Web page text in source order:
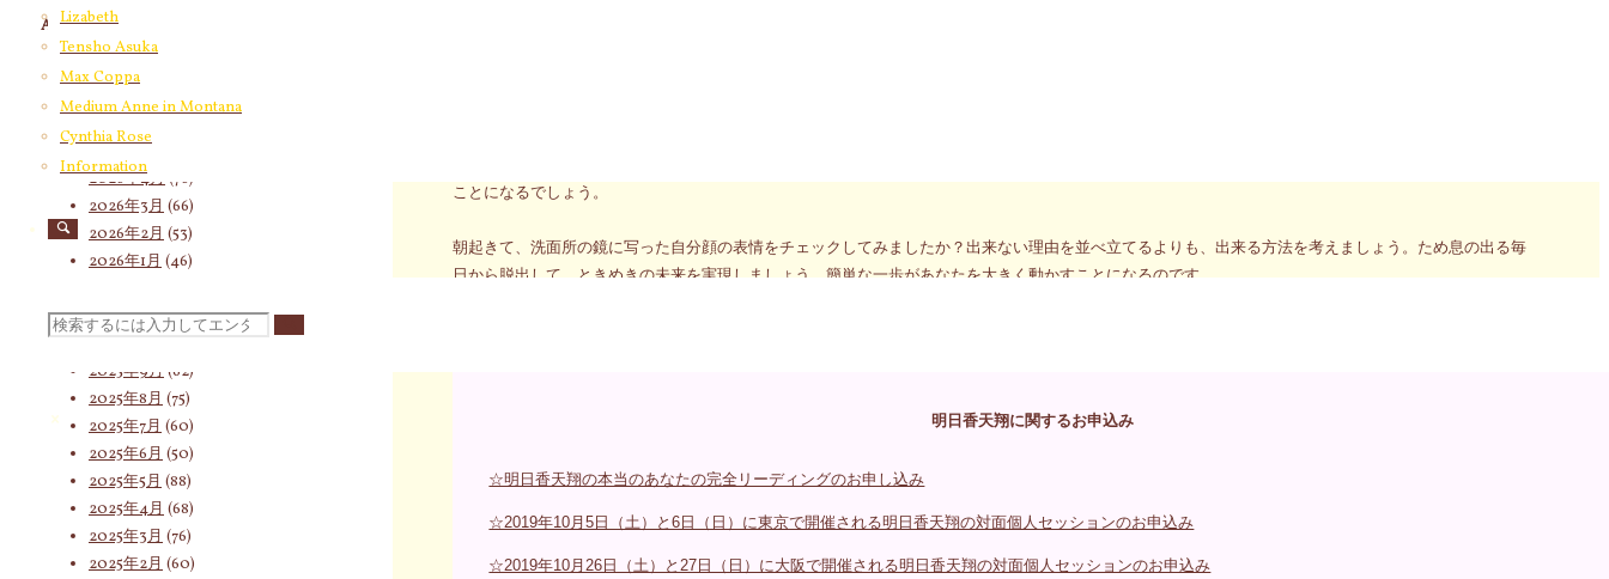
Lizabeth
Tensho Asuka
Max Coppa
Medium Anne in Montana
Cynthia Rose
Information
検
索
ことになるでしょう。
朝起きて、洗面所の鏡に写った自分顔の表情をチェックしてみましたか？出来ない理由を並べ立てるよりも、出来る方法を考えましょう。ため息の出る毎
日から脱出して、ときめきの未来を実現しましょう。簡単な一歩があなたを大きく動かすことになるのです。
明日香天翔に関するお申込み
☆明日香天翔の本当のあなたの完全リーディングのお申し込み
☆2019年10月5日（土）と6日（日）に東京で開催される明日香天翔の対面個人セッションのお申込み
☆2019年10月26日（土）と27日（日）に大阪で開催される明日香天翔の対面個人セッションのお申込み
Archives
2026年8月
2026年7月 (58)
2026年4月 (76)
2026年3月 (66)
2026年2月 (53)
2026年1月 (46)
2025年11月(55)
2025年9月 (62)
2025年8月 (75)
2025年7月 (60)
2025年6月 (50)
2025年5月 (88)
2025年4月 (68)
2025年3月 (76)
2025年2月 (60)